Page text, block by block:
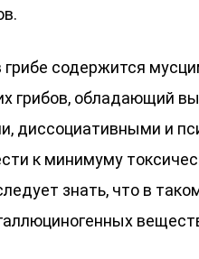
грибе содержится
грибов, обладающий
диссоциативными и
к минимуму
знать, что в